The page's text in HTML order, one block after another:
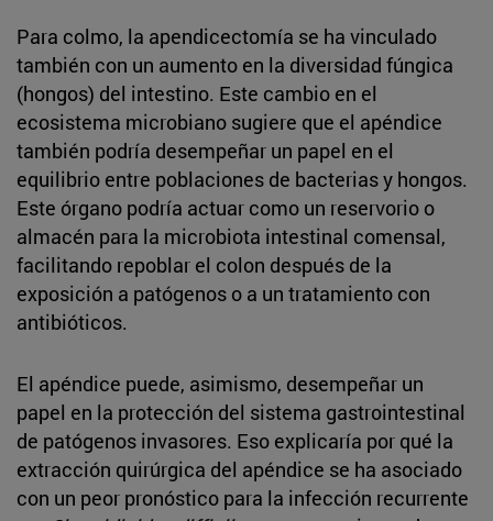
Para colmo, la apendicectomía se ha vinculado
también con un aumento en la diversidad fúngica
(hongos) del intestino. Este cambio en el
ecosistema microbiano sugiere que el apéndice
también podría desempeñar un papel en el
equilibrio entre poblaciones de bacterias y hongos.
Este órgano podría actuar como un reservorio o
almacén para la microbiota intestinal comensal,
facilitando repoblar el colon después de la
exposición a patógenos o a un tratamiento con
antibióticos.
El apéndice puede, asimismo, desempeñar un
papel en la protección del sistema gastrointestinal
de patógenos invasores. Eso explicaría por qué la
extracción quirúrgica del apéndice se ha asociado
con un peor pronóstico para la infección recurrente